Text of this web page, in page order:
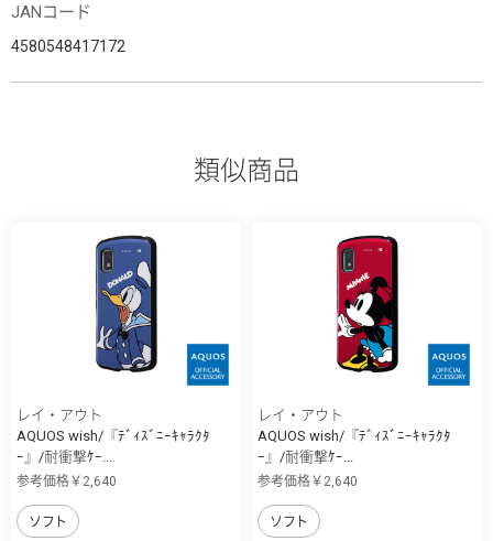
JANコード
4580548417172
類似商品
レイ・アウト
AQUOS wish/『ﾃﾞｨｽﾞﾆｰｷｬﾗｸﾀ
ｰ』/耐衝撃ｹｰ...
参考価格￥2,640
ソフト
レイ・アウト
AQUOS wish/『ﾃﾞｨｽﾞﾆｰｷｬﾗｸﾀ
ｰ』/耐衝撃ｹｰ...
参考価格￥2,640
ソフト